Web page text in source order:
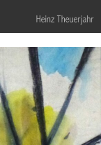
OKTOBER
ICH SIE